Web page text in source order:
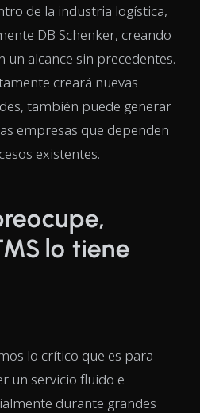
de la industria logística,
DB Schenker, creando
un alcance sin precedentes.
creará nuevas
también puede generar
empresas que dependen
existentes.
lo tiene
lo crítico que es para
un servicio fluido e
durante grandes